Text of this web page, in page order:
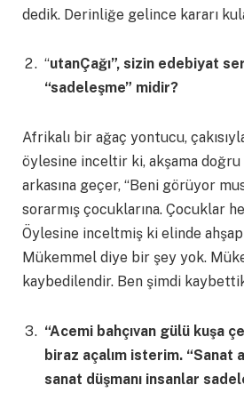
dedik. Derinliğe gelince kararı
“utanÇağı”, sizin edebiyat
“sadeleşme” midir?
Afrikalı bir ağaç yontucu,
öylesine inceltir ki, akşama doğru
arkasına geçer, “Beni görüyor
sorarmış çocuklarına. Çocuklar
Öylesine inceltmiş ki elinde ahşap
Mükemmel diye bir şey yok.
kaybedilendir. Ben şimdi
“Acemi bahçıvan gülü kuşa
biraz açalım isterim. “Sanat
sanat düşmanı insanlar